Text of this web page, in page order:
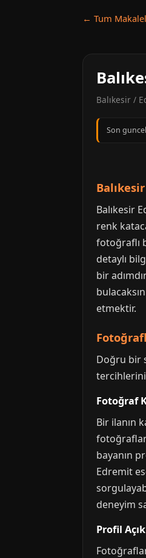
← Tum
Balıkesir /
Son
Balıkesir
renk
fotoğraflı
detaylı
bir
etmektir.
Doğru bir
Fotoğraf
Bir ilanın
bayanın
Edremit
deneyim
Profil